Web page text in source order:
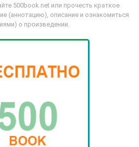
500book.net или прочесть краткое
(аннотацию), описание и ознакомиться
о произведении.